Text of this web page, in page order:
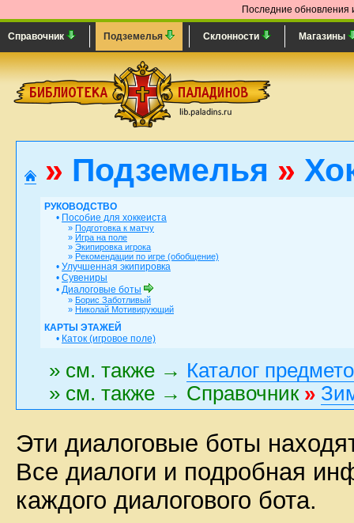
Последние обновления
Справочник Подземелья Склонности Магазины
» Подземелья »
РУКОВОДСТВО
• Пособие для хоккеиста
» Подготовка к матчу
» Игра на поле
» Экипировка игрока
» Рекомендации по игре (обобщение)
• Улучшенная экипировка
• Сувениры
• Диалоговые боты
» Борис Заботливый
» Николай Мотивирующий
КАРТЫ ЭТАЖЕЙ
• Каток (игровое поле)
» см. также → Каталог
» см. также → Справочник »
Эти диалоговые боты
Все диалоги и подробная
каждого диалогового бота.